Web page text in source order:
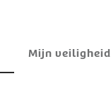
Mijn veiligheid